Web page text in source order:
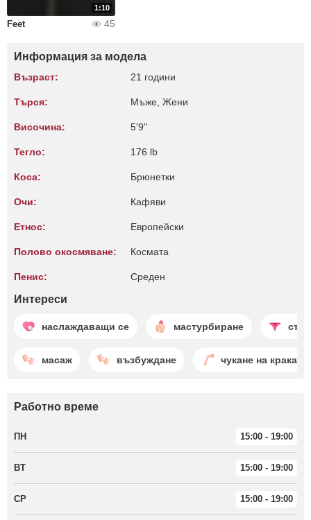
1:10
Feet 45
Информация за модела
Възраст: 21 години
Търся: Мъже, Жени
Височина: 5'9"
Тегло: 176 lb
Коса: Брюнетки
Очи: Кафяви
Етнос: Европейски
Полово окосмяване: Космата
Пенис: Среден
Интереси
наслаждаващи се мастурбиране
масаж възбуждане чукане на крака
Работно време
ПН 15:00 - 19:00
ВТ 15:00 - 19:00
СР 15:00 - 19:00